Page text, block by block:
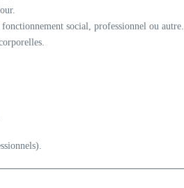
social, professionnel ou autre.